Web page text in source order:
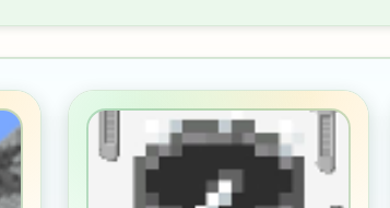
БЕЗ РЕКЛАМЫ